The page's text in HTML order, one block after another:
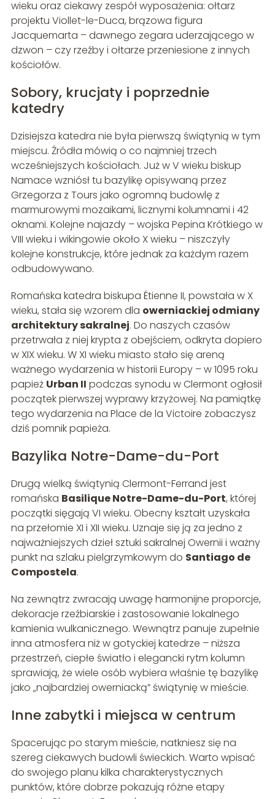
wieku oraz ciekawy zespół wyposażenia: ołtarz
projektu Viollet-le-Duca, brązowa figura
Jacquemarta – dawnego zegara uderzającego w
dzwon – czy rzeźby i ołtarze przeniesione z innych
kościołów.
Sobory, krucjaty i poprzednie
katedry
Dzisiejsza katedra nie była pierwszą świątynią w tym
miejscu. Źródła mówią o co najmniej trzech
wcześniejszych kościołach. Już w V wieku biskup
Namace wzniósł tu bazylikę opisywaną przez
Grzegorza z Tours jako ogromną budowlę z
marmurowymi mozaikami, licznymi kolumnami i 42
oknami. Kolejne najazdy – wojska Pepina Krótkiego w
VIII wieku i wikingowie około X wieku – niszczyły
kolejne konstrukcje, które jednak za każdym razem
odbudowywano.
Romańska katedra biskupa Étienne II, powstała w X
wieku, stała się wzorem dla owerniackiej odmiany
architektury sakralnej. Do naszych czasów
przetrwała z niej krypta z obejściem, odkryta dopiero
w XIX wieku. W XI wieku miasto stało się areną
ważnego wydarzenia w historii Europy – w 1095 roku
papież Urban II podczas synodu w Clermont ogłosił
początek pierwszej wyprawy krzyżowej. Na pamiątkę
tego wydarzenia na Place de la Victoire zobaczysz
dziś pomnik papieża.
Bazylika Notre-Dame-du-Port
Drugą wielką świątynią Clermont-Ferrand jest
romańska Basilique Notre-Dame-du-Port, której
początki sięgają VI wieku. Obecny kształt uzyskała
na przełomie XI i XII wieku. Uznaje się ją za jedno z
najważniejszych dzieł sztuki sakralnej Owernii i ważny
punkt na szlaku pielgrzymkowym do Santiago de
Compostela.
Na zewnątrz zwracają uwagę harmonijne proporcje,
dekoracje rzeźbiarskie i zastosowanie lokalnego
kamienia wulkanicznego. Wewnątrz panuje zupełnie
inna atmosfera niż w gotyckiej katedrze – niższa
przestrzeń, ciepłe światło i elegancki rytm kolumn
sprawiają, że wiele osób wybiera właśnie tę bazylikę
jako „najbardziej owerniacką” świątynię w mieście.
Inne zabytki i miejsca w centrum
Spacerując po starym mieście, natkniesz się na
szereg ciekawych budowli świeckich. Warto wpisać
do swojego planu kilka charakterystycznych
punktów, które dobrze pokazują różne etapy